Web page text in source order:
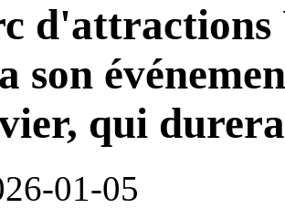
d'attractions
son
qui
01-05